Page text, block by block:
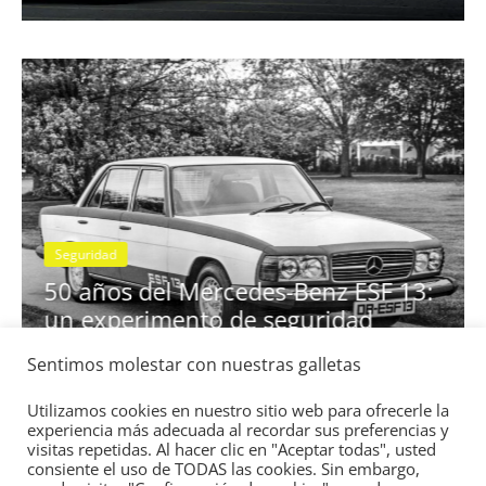
25 de julio de 2022 mospotter84
Seguridad
50 años del Mercedes-Benz ESF 13:
31 de mayo de 2022 mospotter84 0
Sentimos molestar con nuestras galletas
Utilizamos cookies en nuestro sitio web para ofrecerle la
experiencia más adecuada al recordar sus preferencias y
visitas repetidas. Al hacer clic en "Aceptar todas", usted
consiente el uso de TODAS las cookies. Sin embargo,